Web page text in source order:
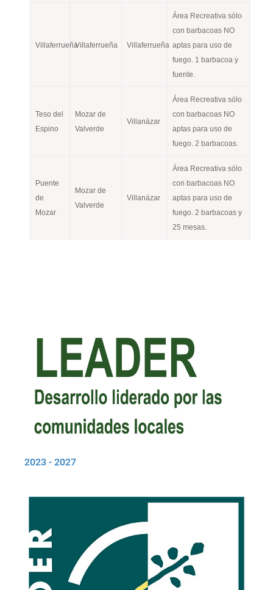
VillaferrueñaVillaferrueña Villaferrueña
Área Recreativa sólo
con barbacoas NO
aptas para uso de
fuego. 1 barbacoa y
fuente.
Teso del
Espino
Mozar de
Valverde
Villanázar
Área Recreativa sólo
con barbacoas NO
aptas para uso de
fuego. 2 barbacoas.
Puente
de
Mozar
Mozar de
Valverde
Villanázar
Área Recreativa sólo
con barbacoas NO
aptas para uso de
fuego. 2 barbacoas y
25 mesas.
2023 - 2027